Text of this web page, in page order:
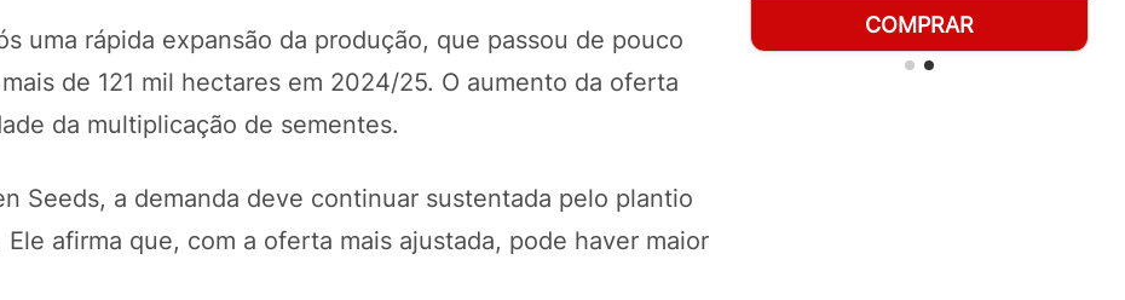
uma rápida expansão da produção, que passou de pouco
de 121 mil hectares em 2024/25. O aumento da oferta
da multiplicação de sementes.
Seeds, a demanda deve continuar sustentada pelo plantio
afirma que, com a oferta mais ajustada, pode haver maior
COMPRAR COMPRAR